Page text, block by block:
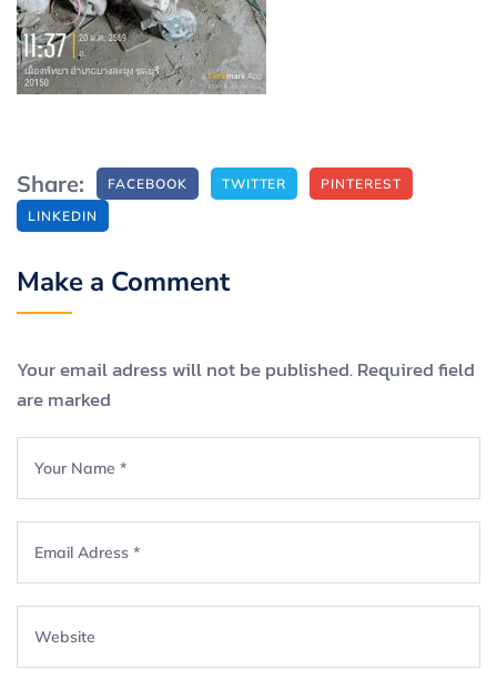
Share: FACEBOOK TWITTER
PINTEREST
LINKEDIN
Make a Comment
Your email adress will not be published. Required field
are marked